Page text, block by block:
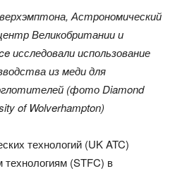
Астрономический
Великобритании и
исследовали использование
из меди для
(фото Diamond
of Wolverhampton)
технологий (UK ATC)
(STFC) в